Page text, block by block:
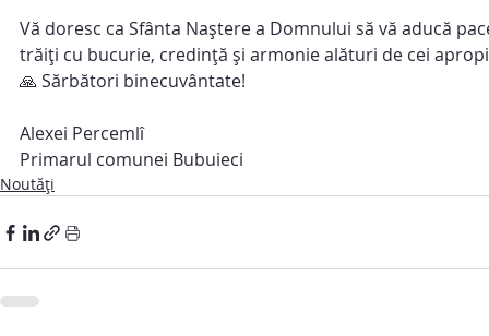
Vă doresc ca Sfânta Naștere a Domnului să vă aducă
trăiți cu bucurie, credință și armonie alături de cei
🙏 Sărbători binecuvântate!
Alexei Percemlî
Primarul comunei Bubuieci
Noutăți